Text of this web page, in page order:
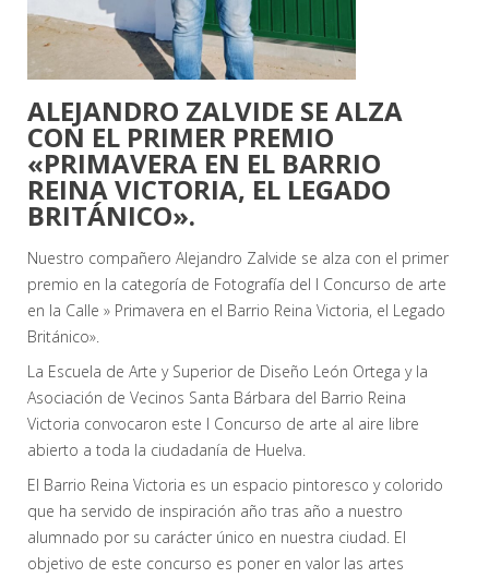
ALEJANDRO ZALVIDE SE ALZA
CON EL PRIMER PREMIO
«PRIMAVERA EN EL BARRIO
REINA VICTORIA, EL LEGADO
BRITÁNICO».
Nuestro compañero Alejandro Zalvide se alza con el primer
premio en la categoría de Fotografía del I Concurso de arte
en la Calle » Primavera en el Barrio Reina Victoria, el Legado
Británico».
La Escuela de Arte y Superior de Diseño León Ortega y la
Asociación de Vecinos Santa Bárbara del Barrio Reina
Victoria convocaron este I Concurso de arte al aire libre
abierto a toda la ciudadanía de Huelva.
El Barrio Reina Victoria es un espacio pintoresco y colorido
que ha servido de inspiración año tras año a nuestro
alumnado por su carácter único en nuestra ciudad. El
objetivo de este concurso es poner en valor las artes